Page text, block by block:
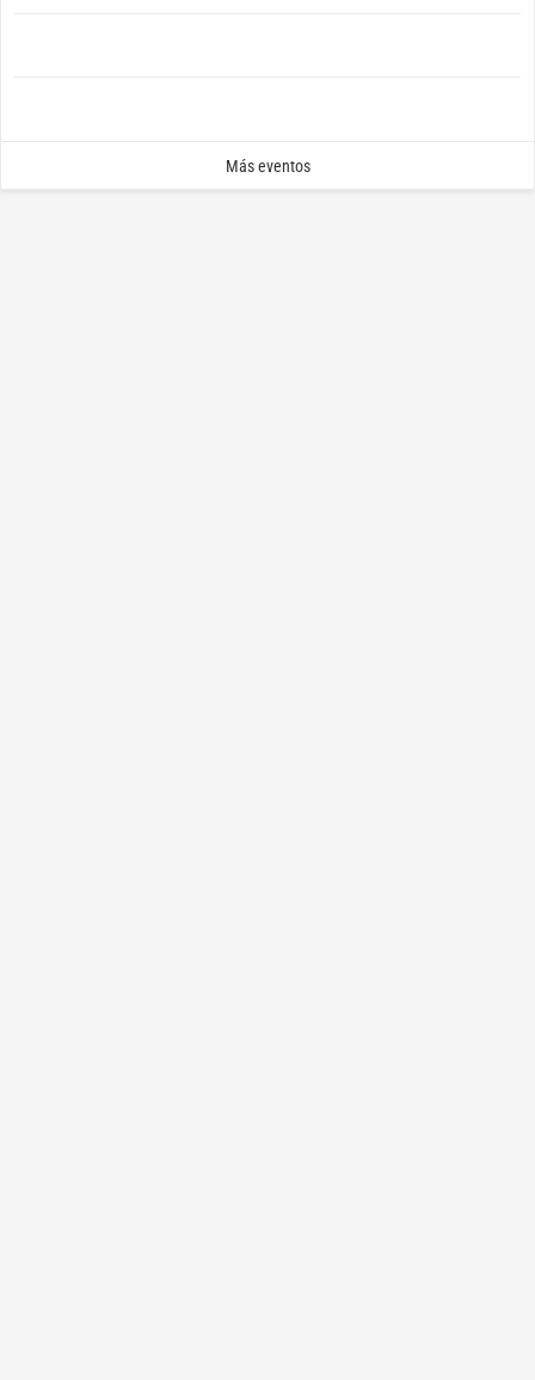
Más eventos